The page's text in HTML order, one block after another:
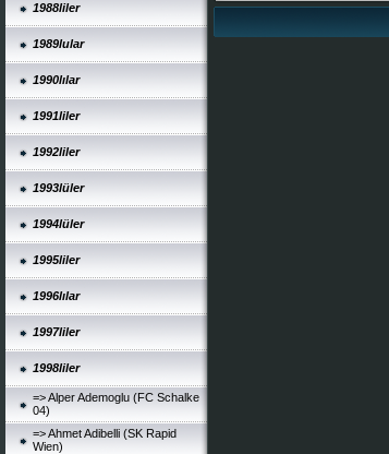
1988liler
1989lular
1990lılar
1991liler
1992liler
1993lüler
1994lüler
1995liler
1996lılar
1997liler
1998liler
=> Alper Ademoglu (FC Schalke
04)
=> Ahmet Adibelli (SK Rapid
Wien)